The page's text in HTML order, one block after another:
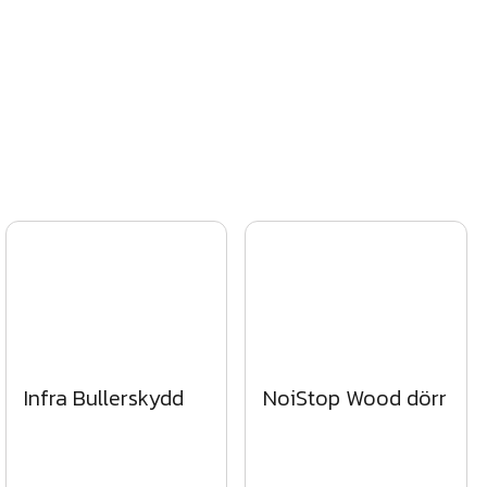
Infra Bullerskydd NoiStop Wood dörr